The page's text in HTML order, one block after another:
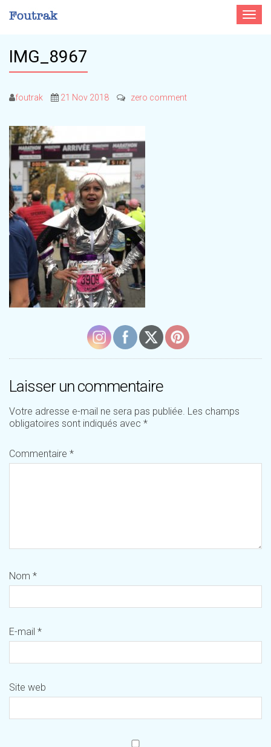
Toggle
IMG_8967
foutrak 21 Nov 2018 zero comment
Laisser un commentaire
Votre adresse e-mail ne sera pas publiée. Les champs
obligatoires sont indiqués avec *
Commentaire *
Nom *
E-mail *
Site web